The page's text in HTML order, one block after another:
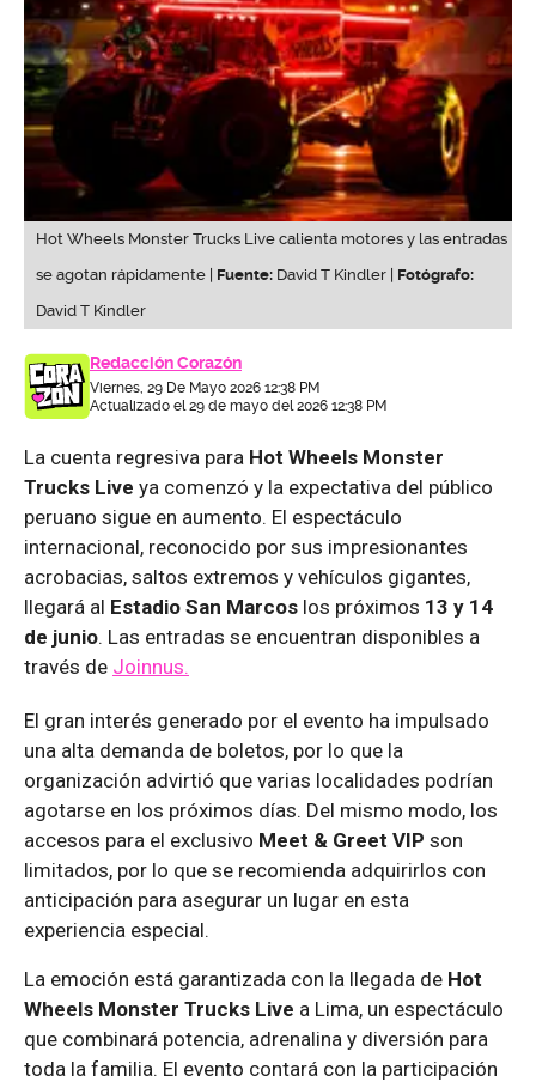
Hot Wheels Monster Trucks Live calienta motores y las entradas
se agotan rápidamente | Fuente: David T Kindler | Fotógrafo:
David T Kindler
Redacción Corazón
Viernes, 29 De Mayo 2026 12:38 PM
Actualizado el 29 de mayo del 2026 12:38 PM
La cuenta regresiva para Hot Wheels Monster
Trucks Live ya comenzó y la expectativa del público
peruano sigue en aumento. El espectáculo
internacional, reconocido por sus impresionantes
acrobacias, saltos extremos y vehículos gigantes,
llegará al Estadio San Marcos los próximos 13 y 14
de junio. Las entradas se encuentran disponibles a
través de Joinnus.
El gran interés generado por el evento ha impulsado
una alta demanda de boletos, por lo que la
organización advirtió que varias localidades podrían
agotarse en los próximos días. Del mismo modo, los
accesos para el exclusivo Meet & Greet VIP son
limitados, por lo que se recomienda adquirirlos con
anticipación para asegurar un lugar en esta
experiencia especial.
La emoción está garantizada con la llegada de Hot
Wheels Monster Trucks Live a Lima, un espectáculo
que combinará potencia, adrenalina y diversión para
toda la familia. El evento contará con la participación